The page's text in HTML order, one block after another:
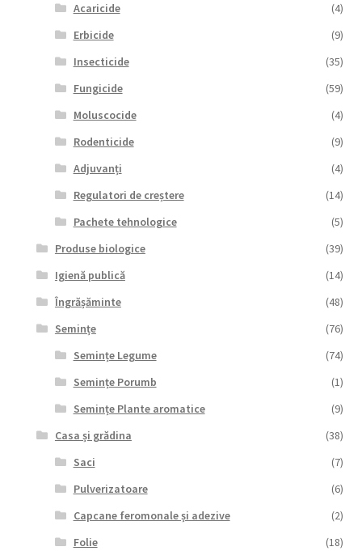
Acaricide
(4)
Erbicide
(9)
Insecticide
(35)
Fungicide
(59)
Moluscocide
(4)
Rodenticide
(9)
Adjuvanți
(4)
Regulatori de creștere
(14)
Pachete tehnologice
(5)
Produse biologice
(39)
Igienă publică
(14)
Îngrășăminte
(48)
Semințe
(76)
Semințe Legume
(74)
Semințe Porumb
(1)
Semințe Plante aromatice
(9)
Casa și grădina
(38)
Saci
(7)
Pulverizatoare
(6)
Capcane feromonale și adezive
(2)
Folie
(18)